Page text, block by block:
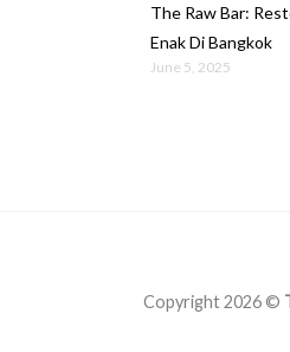
The Raw Bar:
Enak Di Bangkok
June 5, 2025
Copyright 2026 ©